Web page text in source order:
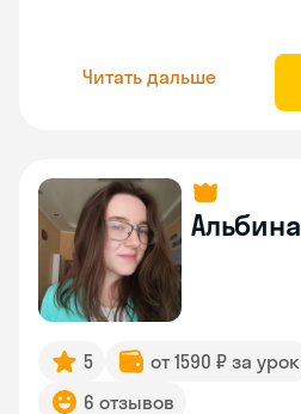
Читать дальше
Альбина
5 от 1590 ₽ за урок
6 отзывов